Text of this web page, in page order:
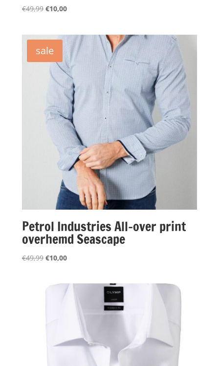
€49,99 Oorspronkelijke
€49,99.
€10,00Huidige
€10,00.
sale
Petrol Industries All-over print
overhemd Seascape
€49,99 Oorspronkelijke
€49,99.
€10,00Huidige
€10,00.